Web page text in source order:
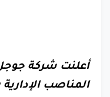
أعلنت شركة